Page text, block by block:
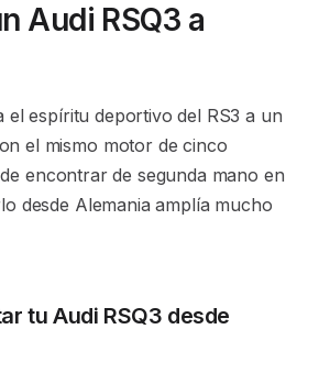
Audi RSQ3 a
el espíritu deportivo del RS3 a un
el mismo motor de cinco
encontrar de segunda mano en
desde Alemania amplía mucho
tu Audi RSQ3 desde